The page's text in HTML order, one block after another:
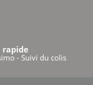
rapide
- Suivi du colis